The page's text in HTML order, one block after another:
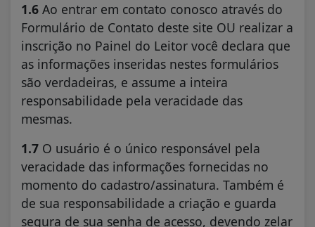
1.6 Ao entrar em contato conosco através do
Formulário de Contato deste site OU realizar a
inscrição no Painel do Leitor você declara que
as informações inseridas nestes formulários
são verdadeiras, e assume a inteira
responsabilidade pela veracidade das
mesmas.
1.7 O usuário é o único responsável pela
veracidade das informações fornecidas no
momento do cadastro/assinatura. Também é
de sua responsabilidade a criação e guarda
segura de sua senha de acesso, devendo zelar